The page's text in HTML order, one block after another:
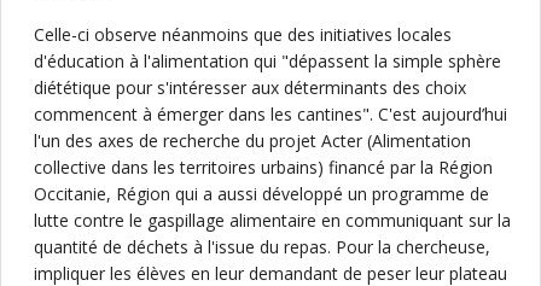
Celle-ci observe néanmoins que des initiatives locales
d'éducation à l'alimentation qui "dépassent la simple sphère
diététique pour s'intéresser aux déterminants des choix
commencent à émerger dans les cantines". C'est aujourd’hui
l'un des axes de recherche du projet Acter (Alimentation
collective dans les territoires urbains) financé par la Région
Occitanie, Région qui a aussi développé un programme de
lutte contre le gaspillage alimentaire en communiquant sur la
quantité de déchets à l'issue du repas. Pour la chercheuse,
impliquer les élèves en leur demandant de peser leur plateau